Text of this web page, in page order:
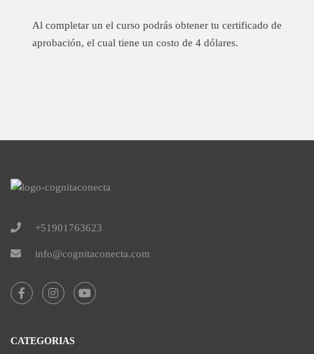
Al completar un el curso podrás obtener tu certificado de
aprobación, el cual tiene un costo de 4 dólares.
+51901763623
info@cognitaconecta.com
CATEGORIAS